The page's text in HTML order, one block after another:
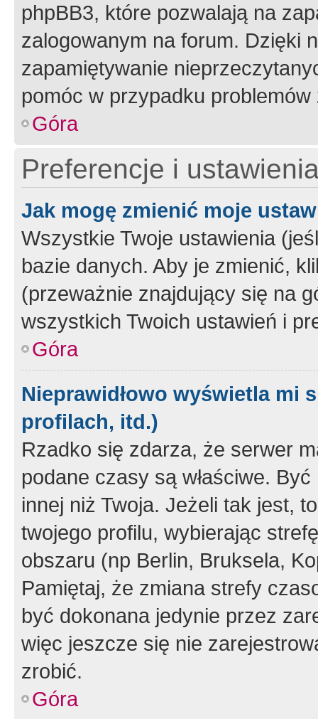
phpBB3, które pozwalają na
zalogowanym na forum. Dzięki
zapamiętywanie
pomóc w przypadku
Góra
Preferencje i
Jak mogę zmienić moje
Wszystkie Twoje ustawienia
bazie danych. Aby je zmienić,
(przeważnie znajdujący się na
wszystkich Twoich ustawień i
Góra
Nieprawidłowo wyświetla mi
profilach, itd.)
Rzadko się zdarza, że serwer
podane czasy są właściwe.
innej niż Twoja. Jeżeli tak jest,
twojego profilu, wybierając
obszaru (np Berlin, Bruksela,
Pamiętaj, że zmiana strefy
być dokonana jedynie przez
więc jeszcze się nie
zrobić.
Góra